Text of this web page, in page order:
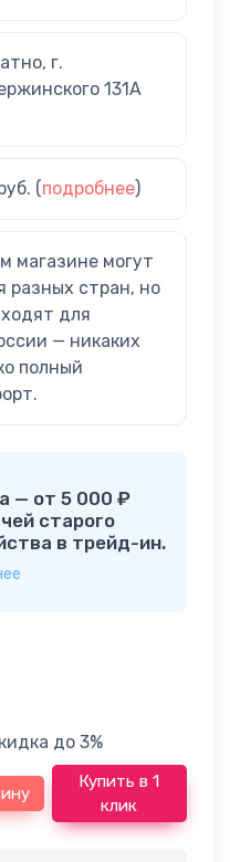
г.
131А
(подробнее)
магазине могут
разных стран, но
для
— никаких
полный
— от 5 000 ₽
старого
в трейд-ин.
до 3%
Купить в 1
клик